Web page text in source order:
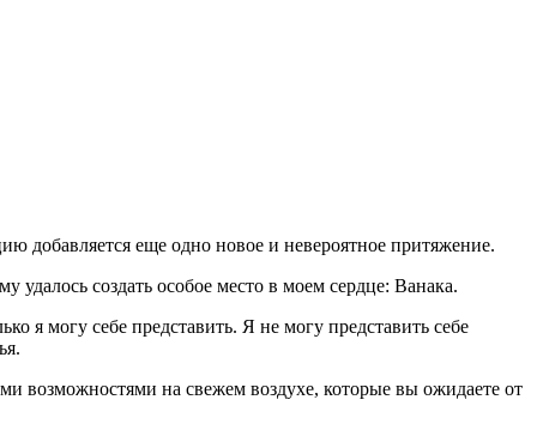
добавляется еще одно новое и невероятное притяжение.
удалось создать особое место в моем сердце: Ванака.
я могу себе представить. Я не могу представить себе
возможностями на свежем воздухе, которые вы ожидаете от